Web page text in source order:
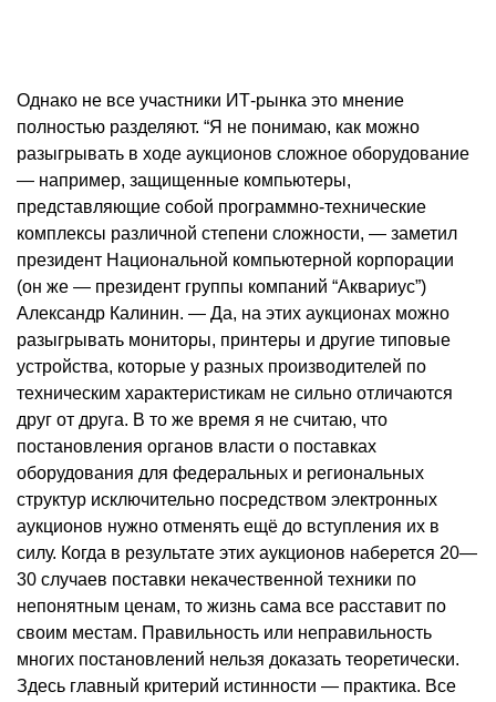
Однако не все участники ИТ-рынка это мнение
полностью разделяют. “Я не понимаю, как можно
разыгрывать в ходе аукционов сложное оборудование
— например, защищенные компьютеры,
представляющие собой программно-технические
комплексы различной степени сложности, — заметил
президент Национальной компьютерной корпорации
(он же — президент группы компаний “Аквариус”)
Александр Калинин. — Да, на этих аукционах можно
разыгрывать мониторы, принтеры и другие типовые
устройства, которые у разных производителей по
техническим характеристикам не сильно отличаются
друг от друга. В то же время я не считаю, что
постановления органов власти о поставках
оборудования для федеральных и региональных
структур исключительно посредством электронных
аукционов нужно отменять ещё до вступления их в
силу. Когда в результате этих аукционов наберется 20—
30 случаев поставки некачественной техники по
непонятным ценам, то жизнь сама все расставит по
своим местам. Правильность или неправильность
многих постановлений нельзя доказать теоретически.
Здесь главный критерий истинности — практика. Все